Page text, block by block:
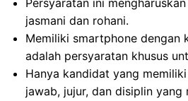
Persyaratan ini
jasmani dan rohani.
Memiliki smartphone dengan
adalah persyaratan khusus
Hanya kandidat yang
jawab, jujur, dan disiplin yang